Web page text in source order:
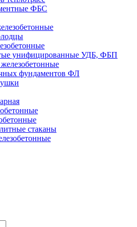
ФБС
унифицированные УДБ, ФБП
фундаментов ФЛ
стаканы